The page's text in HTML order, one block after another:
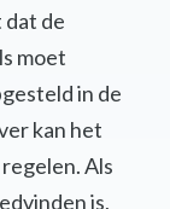
de
moet
in de
kan het
Als
is,